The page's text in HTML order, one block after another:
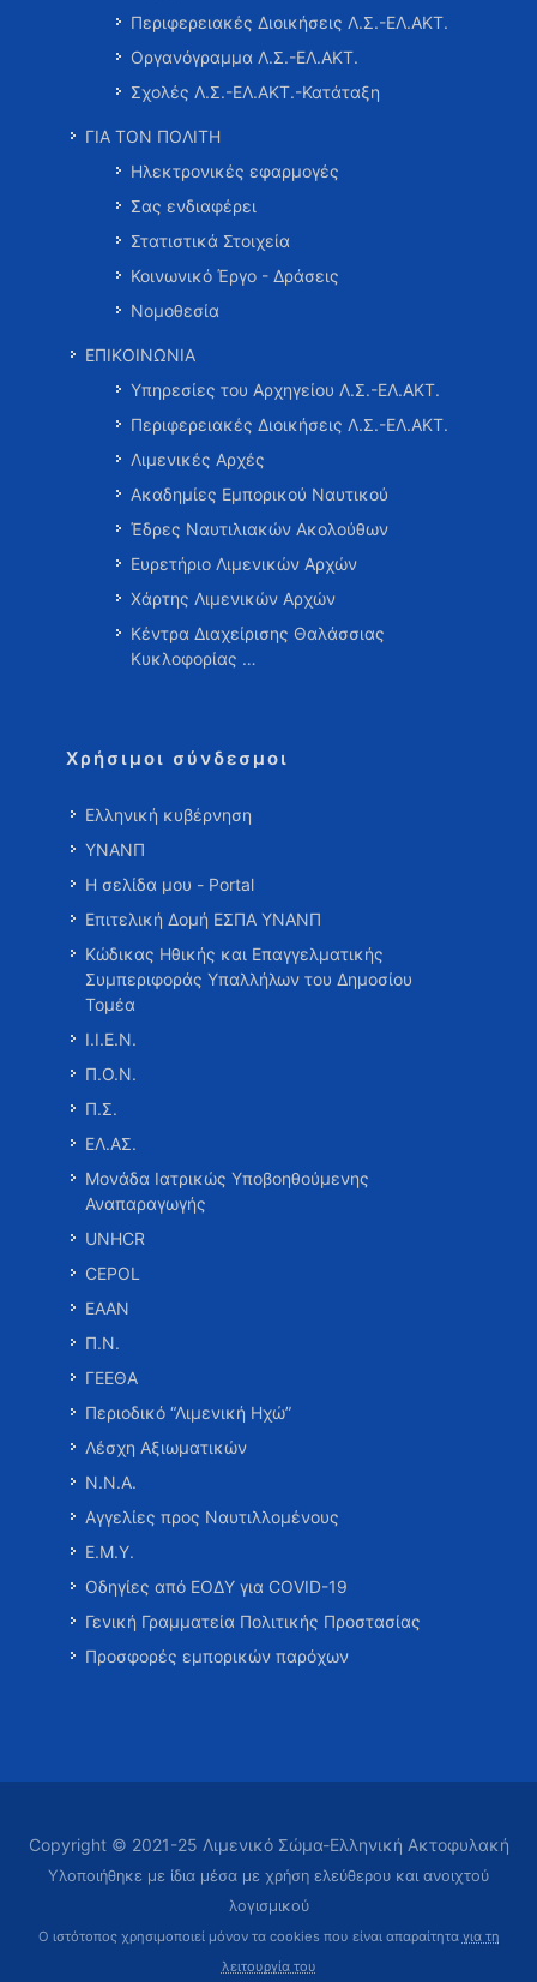
Περιφερειακές Διοικήσεις Λ.Σ.-ΕΛ.ΑΚΤ.
Οργανόγραμμα Λ.Σ.-ΕΛ.ΑΚΤ.
Σχολές Λ.Σ.-ΕΛ.ΑΚΤ.-Κατάταξη
ΓΙΑ ΤΟΝ ΠΟΛΙΤΗ
Ηλεκτρονικές εφαρμογές
Σας ενδιαφέρει
Στατιστικά Στοιχεία
Κοινωνικό Έργο - Δράσεις
Νομοθεσία
ΕΠΙΚΟΙΝΩΝΙΑ
Υπηρεσίες του Αρχηγείου Λ.Σ.-ΕΛ.ΑΚΤ.
Περιφερειακές Διοικήσεις Λ.Σ.-ΕΛ.ΑΚΤ.
Λιμενικές Αρχές
Ακαδημίες Εμπορικού Ναυτικού
Έδρες Ναυτιλιακών Ακολούθων
Ευρετήριο Λιμενικών Αρχών
Χάρτης Λιμενικών Αρχών
Κέντρα Διαχείρισης Θαλάσσιας
Κυκλοφορίας …
Χρήσιμοι σύνδεσμοι
Ελληνική κυβέρνηση
ΥΝΑΝΠ
Η σελίδα μου - Portal
Επιτελική Δομή ΕΣΠΑ ΥΝΑΝΠ
Κώδικας Ηθικής και Επαγγελματικής
Συμπεριφοράς Υπαλλήλων του Δημοσίου
Τομέα
Ι.Ι.Ε.Ν.
Π.Ο.Ν.
Π.Σ.
ΕΛ.ΑΣ.
Μονάδα Ιατρικώς Υποβοηθούμενης
Αναπαραγωγής
UNHCR
CEPOL
ΕΑΑΝ
Π.Ν.
ΓΕΕΘΑ
Περιοδικό “Λιμενική Ηχώ”
Λέσχη Αξιωματικών
Ν.Ν.Α.
Αγγελίες προς Ναυτιλλομένους
Ε.Μ.Υ.
Οδηγίες από ΕΟΔΥ για COVID-19
Γενική Γραμματεία Πολιτικής Προστασίας
Προσφορές εμπορικών παρόχων
Copyright © 2021-25 Λιμενικό Σώμα-Ελληνική Ακτοφυλακή
Υλοποιήθηκε με ίδια μέσα με χρήση ελεύθερου και ανοιχτού
λογισμικού
Ο ιστότοπος χρησιμοποιεί μόνον τα cookies που είναι απαραίτητα για τη
λειτουργία του